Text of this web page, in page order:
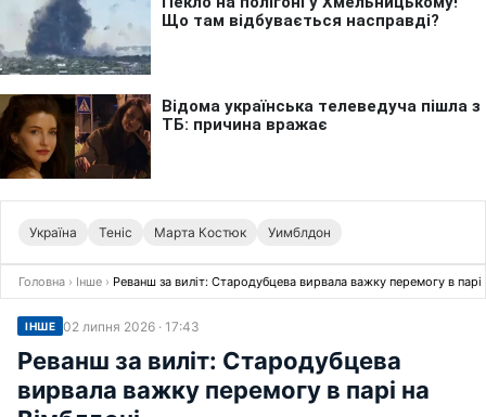
Україна Теніс Марта Костюк Уимблдон
Головна › Інше › Реванш за виліт: Стародубцева вирвала важку перемогу в парі
ІНШЕ 02 липня 2026 · 17:43
Реванш за виліт: Стародубцева
вирвала важку перемогу в парі на